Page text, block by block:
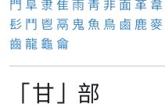
門 阜 隶 隹雨 靑 非 面 革 韋
髟 鬥 鬯 鬲 鬼 魚 鳥 鹵 鹿麥
齒龍 龜 龠
「甘」部